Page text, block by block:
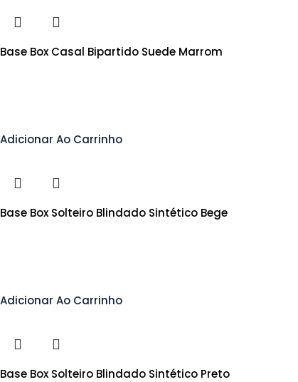
Base Box Casal Bipartido Suede Marrom
Adicionar Ao Carrinho
Base Box Solteiro Blindado Sintético Bege
Adicionar Ao Carrinho
Base Box Solteiro Blindado Sintético Preto